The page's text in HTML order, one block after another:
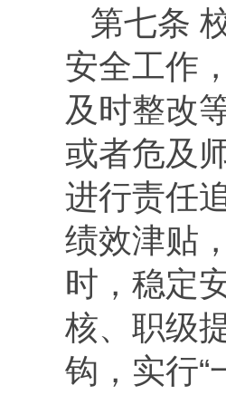
第七条
安全工作
及时整改
或者危及
进行责任
绩效津贴
时，稳定
核、职级
钩，实行“